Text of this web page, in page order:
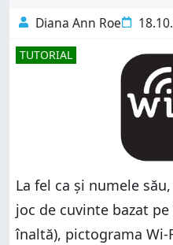
Diana Ann Roe
TUTORIAL
La fel ca și numele
joc de cuvinte bazat
înaltă), pictograma Wi-